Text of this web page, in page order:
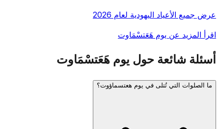
عرض جميع الأعياد اليهودية لعام 2026
اقرأ المزيد عن يوم هَعَتسْمَاوت
أسئلة شائعة حول يوم هَعَتسْمَاوت
ما الصلوات التي تُتلى في يوم هعتسماؤوت؟